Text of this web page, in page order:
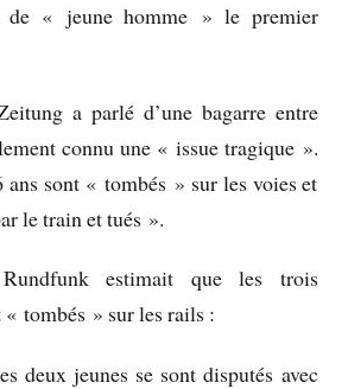
de « jeune homme » le premier
a parlé d’une bagarre entre
connu une « issue tragique ».
ans sont « tombés » sur les voies et
le train et tués ».
estimait que les trois
tombés » sur les rails :
deux jeunes se sont disputés avec